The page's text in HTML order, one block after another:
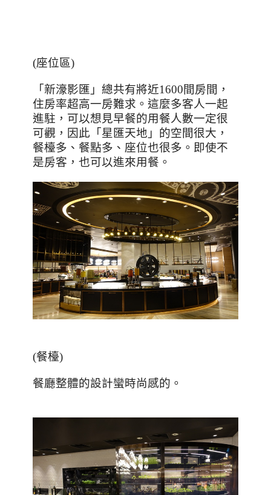
(座位區)
「新濠影匯」總共有將近1600間房間，
住房率超高一房難求。這麼多客人一起
進駐，可以想見早餐的用餐人數一定很
可觀，因此「星匯天地」的空間很大，
餐檯多、餐點多、座位也很多。即使不
是房客，也可以進來用餐。
(餐檯)
餐廳整體的設計蠻時尚感的。